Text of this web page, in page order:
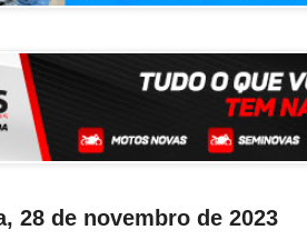
28 de novembro de 2023